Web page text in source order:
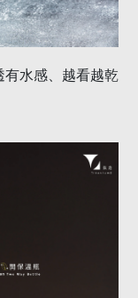
水感、越看越乾